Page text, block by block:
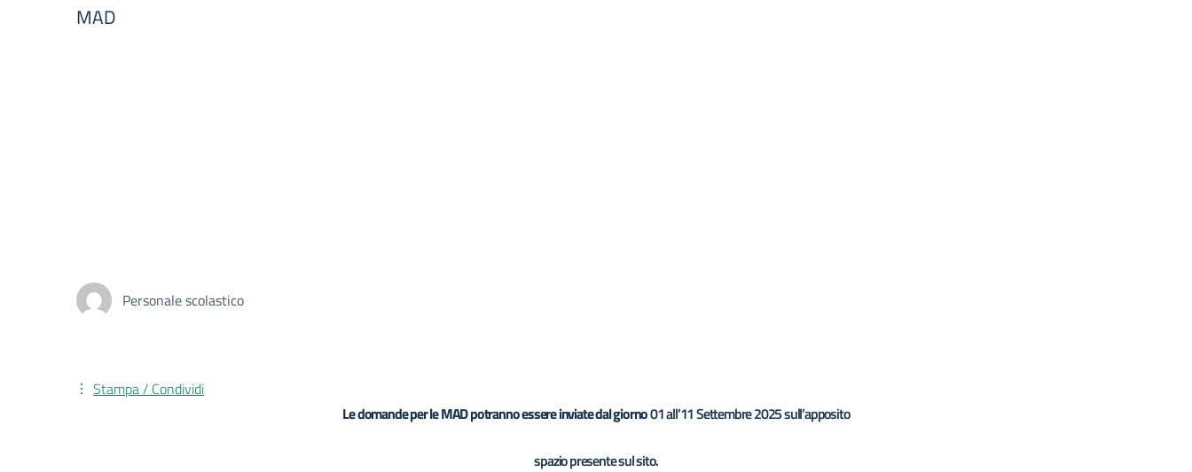
MAD
Personale scolastico
Le domande per le MAD potranno essere inviate dal giorno01 all’11 Settembre 2025 sull’apposito
spazio presente sul sito.
Stampa / Condividi